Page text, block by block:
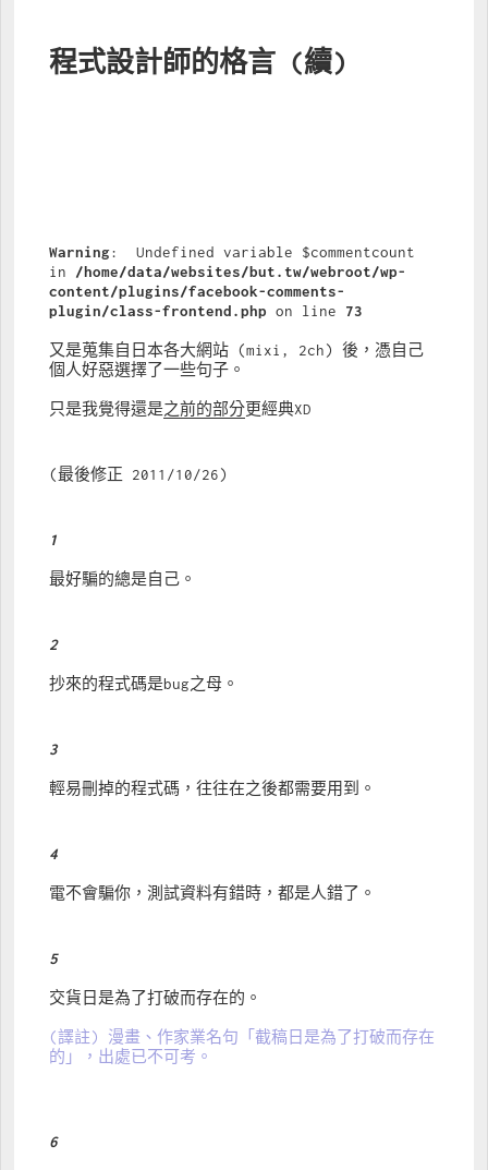
程式設計師的格言 (續)
Warning:  Undefined variable $commentcount
in /home/data/websites/but.tw/webroot/wp-
content/plugins/facebook-comments-
plugin/class-frontend.php on line 73
又是蒐集自日本各大網站 (mixi, 2ch) 後，憑自己
個人好惡選擇了一些句子。
只是我覺得還是之前的部分更經典XD
(最後修正 2011/10/26)
1
最好騙的總是自己。
2
抄來的程式碼是bug之母。
3
輕易刪掉的程式碼，往往在之後都需要用到。
4
電不會騙你，測試資料有錯時，都是人錯了。
5
交貨日是為了打破而存在的。
(譯註) 漫畫、作家業名句「截稿日是為了打破而存在
的」，出處已不可考。
6